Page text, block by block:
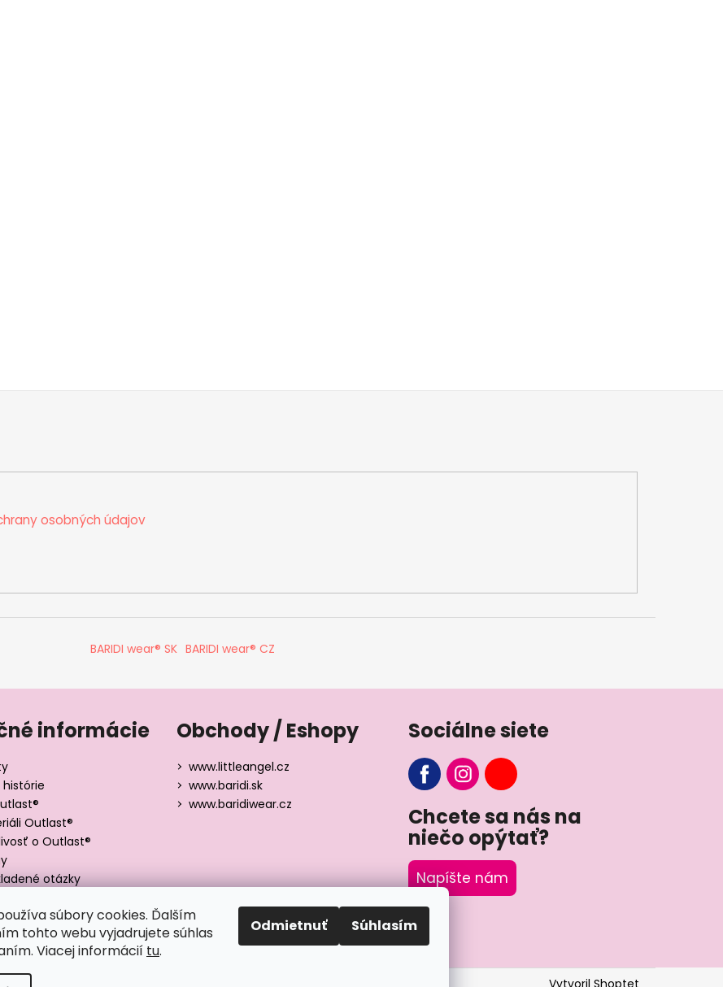
súbory cookies. Ďalším
tohto webu vyjadrujete súhlas
Viacej informácií tu.
Odmietnuť Súhlasím
osobných údajov
BARIDI wear® SK BARIDI wear® CZ
informácie
histórie
Outlast®
o Outlast®
otázky
Obchody / Eshopy
www.littleangel.cz
www.baridi.sk
www.baridiwear.cz
Sociálne siete
Chcete sa nás na
niečo opýtať?
Napíšte nám
Vytvoril Shoptet